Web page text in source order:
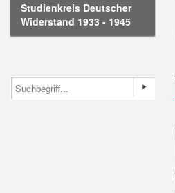
Studienkreis Deutscher
Widerstand 1933 - 1945